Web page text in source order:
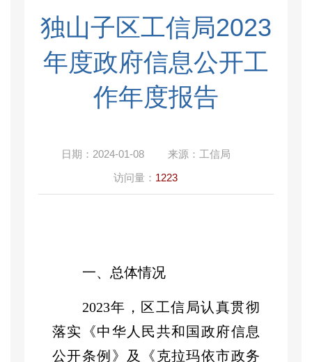
独山子区工信局2023
年度政府信息公开工
作年度报告
日期： 2024-01-08 来源： 工信局
访问量： 1223
一、总体情况
2023年，区工信局认真贯彻
落实《中华人民共和国政府信息
公开条例》及《克拉玛依市政务